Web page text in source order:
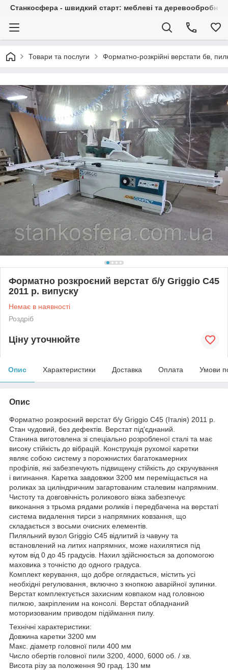
Станкосфера - швидкий старт: меблеві та деревообробні
Товари та послуги Форматно-розкрійні верстати бв,
Форматно розкроєний верстат б/у Griggio C45
2011 р. випуску
Немає в наявності
Роздріб
Ціну уточнюйте
Опис Характеристики Доставка Оплата Умови
Опис
Форматно розкроєний верстат б/у Griggio C45 (Італія) 2011 р.
Стан чудовий, без дефектів. Верстат під'єднаний.
Станина виготовлена зі спеціально розробленої сталі та має
високу стійкість до вібрацій. Конструкція рухомої каретки
являє собою систему з порожнистих багатокамерних
профілів, які забезпечують підвищену стійкість до скручування
і вигинання. Каретка завдовжки 3200 мм переміщається на
роликах за циліндричним загартованим сталевим напрямним.
Чистоту та довговічність роликового візка забезпечує
виконання з трьома рядами роликів і передбачена на верстаті
система видалення тирси з напрямних ковзання, що
складається з восьми очисних елементів.
Пиляльний вузол Griggio C45 відлитий із чавуну та
встановлений на литих напрямних, може нахилятися під
кутом від 0 до 45 градусів. Нахил здійснюється за допомогою
маховика з точністю до одного градуса.
Комплект керування, що добре оглядається, містить усі
необхідні регулювання, включно з кнопкою аварійної зупинки.
Верстат комплектується захисним ковпаком над головною
пилкою, закріпленим на консолі. Верстат обладнаний
моторизованим приводом підіймання пилу.
Технічні характеристики:
Довжина каретки 3200 мм
Макс. діаметр головної пили 400 мм
Число обертів головної пили 3200, 4000, 6000 об. / хв.
Висота різу за положення 90 град. 130 мм